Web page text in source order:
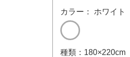
カラー： ホワイト
種類：180×220cm